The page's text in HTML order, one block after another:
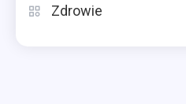
Zdrowie